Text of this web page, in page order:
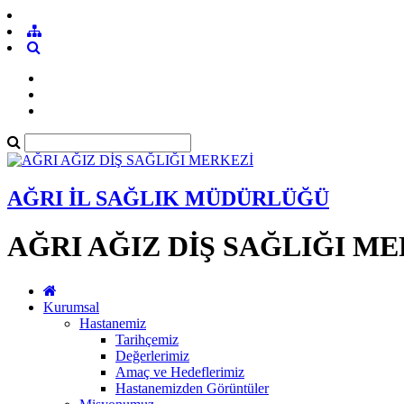
AĞRI İL SAĞLIK MÜDÜRLÜĞÜ
AĞRI AĞIZ DİŞ SAĞLIĞI
Kurumsal
Hastanemiz
Tarihçemiz
Değerlerimiz
Amaç ve Hedeflerimiz
Hastanemizden Görüntüler